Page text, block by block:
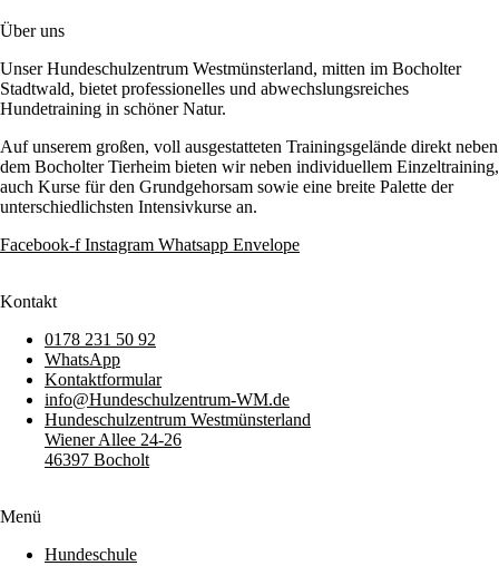
Über uns
Unser Hundeschulzentrum Westmünsterland, mitten im Bocholter
Stadtwald, bietet professionelles und abwechslungsreiches
Hundetraining in schöner Natur.
Auf unserem großen, voll ausgestatteten Trainingsgelände direkt neben
dem Bocholter Tierheim bieten wir neben individuellem Einzeltraining,
auch Kurse für den Grundgehorsam sowie eine breite Palette der
unterschiedlichsten Intensivkurse an.
Facebook-f Instagram Whatsapp Envelope
Kontakt
0178 231 50 92
WhatsApp
Kontaktformular
info@Hundeschulzentrum-WM.de
Hundeschulzentrum Westmünsterland
Wiener Allee 24-26
46397 Bocholt
Menü
Hundeschule